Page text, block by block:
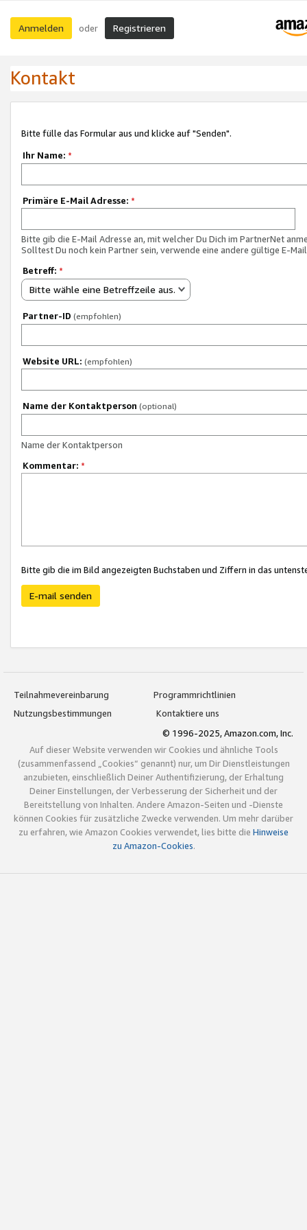
Anmelden oder Registrieren
Kontakt
Bitte fülle das Formular aus und klicke auf "Senden".
Ihr Name: *
Primäre E-Mail Adresse: *
Bitte gib die E-Mail Adresse an, mit welcher Du Dich im PartnerNet
Solltest Du noch kein Partner sein, verwende eine andere gültige E-
Betreff: *
Bitte wähle eine Betreffzeile aus.
Partner-ID (empfohlen)
Website URL: (empfohlen)
Name der Kontaktperson (optional)
Name der Kontaktperson
Kommentar: *
Bitte gib die im Bild angezeigten Buchstaben und Ziffern in das
E-mail senden
Teilnahmevereinbarung
Programmrichtlinien
Nutzungsbestimmungen
Kontaktiere uns
© 1996-2025, Amazon.com, Inc.
Auf dieser Website verwenden wir Cookies und ähnliche Tools
(zusammenfassend „Cookies“ genannt) nur, um Dir Dienstleistungen
anzubieten, einschließlich Deiner Authentifizierung, der Erhaltung
Deiner Einstellungen, der Verbesserung der Sicherheit und der
Bereitstellung von Inhalten. Andere Amazon-Seiten und -Dienste
können Cookies für zusätzliche Zwecke verwenden. Um mehr darüber
zu erfahren, wie Amazon Cookies verwendet, lies bitte die Hinweise
zu Amazon-Cookies.